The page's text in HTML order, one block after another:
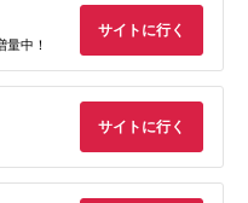
中！
サイトに行く
サイトに行く